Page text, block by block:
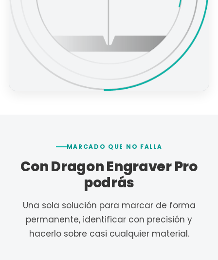
MARCADO QUE NO FALLA
Con Dragon Engraver Pro
podrás
Una sola solución para marcar de forma
permanente, identificar con precisión y
hacerlo sobre casi cualquier material.